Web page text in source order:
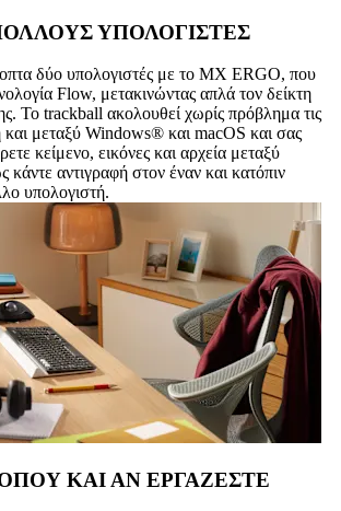
ΥΠΟΛΟΓΙΣΤΕΣ
δύο υπολογιστές με το MX ERGO, που
Flow, μετακινώντας απλά τον δείκτη
Το trackball ακολουθεί χωρίς πρόβλημα τις
και μεταξύ Windows® και macOS και σας
κείμενο, εικόνες και αρχεία μεταξύ
αντιγραφή στον έναν και κατόπιν
υπολογιστή.
ΚΑΙ ΑΝ ΕΡΓΑΖΕΣΤΕ